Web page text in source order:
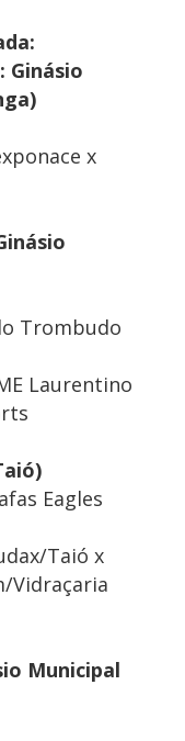
Ginásio
x
Trombudo
Laurentino
Eagles
Taió x
Vidraçaria
Municipal